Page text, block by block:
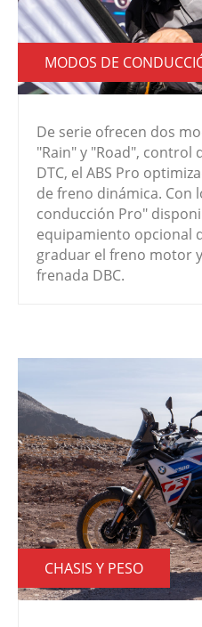
MODOS DE
De serie ofrecen dos
"Rain" y "Road", control
DTC, el ABS Pro
de freno dinámica. Con
conducción Pro"
equipamiento opcional
graduar el freno motor
frenada DBC.
CHASIS Y PESO